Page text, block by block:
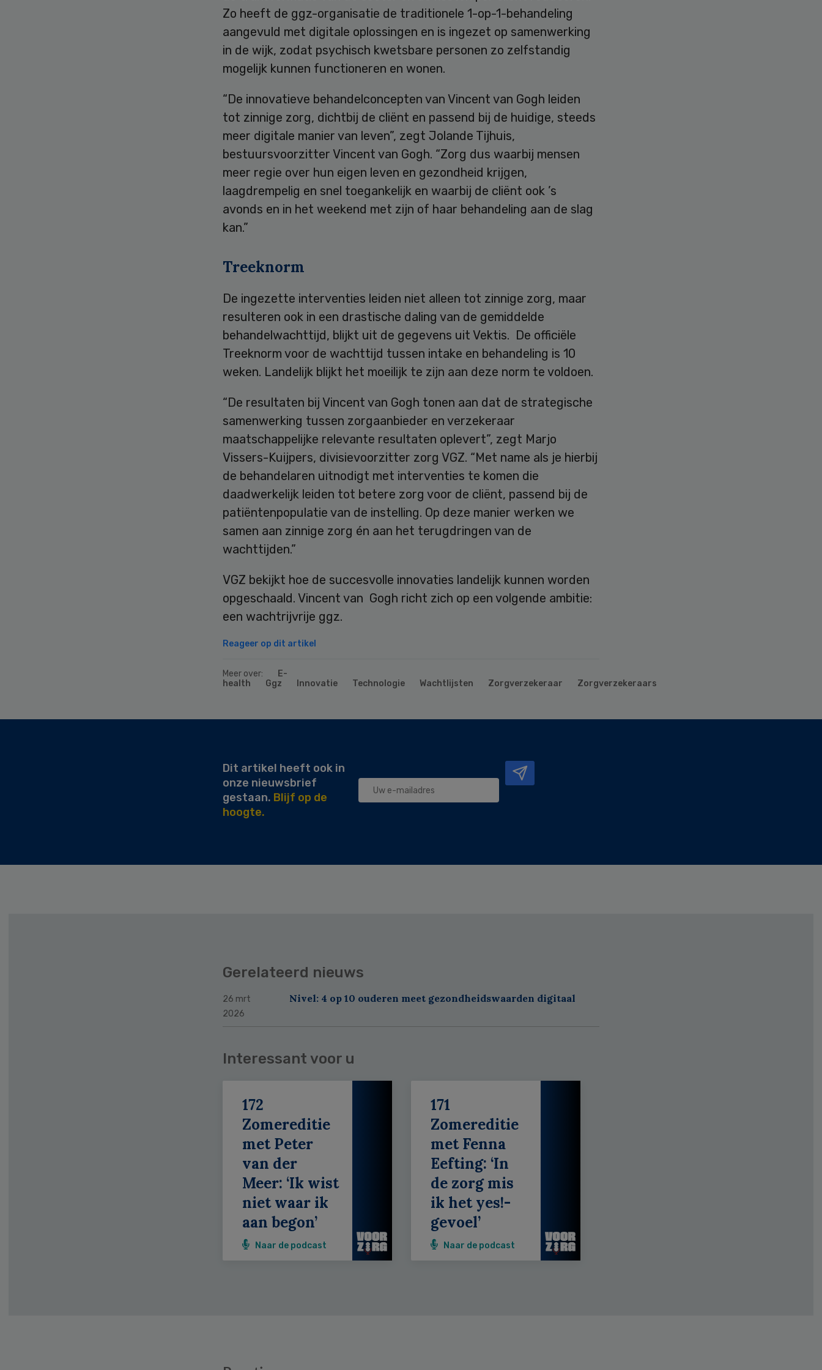
Zo heeft de ggz-organisatie de traditionele 1-op-1-behandeling
aangevuld met digitale oplossingen en is ingezet op samenwerking
in de wijk, zodat psychisch kwetsbare personen zo zelfstandig
mogelijk kunnen functioneren en wonen.
“De innovatieve behandelconcepten van Vincent van Gogh leiden
tot zinnige zorg, dichtbij de cliënt en passend bij de huidige, steeds
meer digitale manier van leven”, zegt Jolande Tijhuis,
bestuursvoorzitter Vincent van Gogh. “Zorg dus waarbij mensen
meer regie over hun eigen leven en gezondheid krijgen,
laagdrempelig en snel toegankelijk en waarbij de cliënt ook ’s
avonds en in het weekend met zijn of haar behandeling aan de slag
kan.”
Treeknorm
De ingezette interventies leiden niet alleen tot zinnige zorg, maar
resulteren ook in een drastische daling van de gemiddelde
behandelwachttijd, blijkt uit de gegevens uit Vektis. De officiële
Treeknorm voor de wachttijd tussen intake en behandeling is 10
weken. Landelijk blijkt het moeilijk te zijn aan deze norm te voldoen.
“De resultaten bij Vincent van Gogh tonen aan dat de strategische
samenwerking tussen zorgaanbieder en verzekeraar
maatschappelijke relevante resultaten oplevert”, zegt Marjo
Vissers-Kuijpers, divisievoorzitter zorg VGZ. “Met name als je hierbij
de behandelaren uitnodigt met interventies te komen die
daadwerkelijk leiden tot betere zorg voor de cliënt, passend bij de
patiëntenpopulatie van de instelling. Op deze manier werken we
samen aan zinnige zorg én aan het terugdringen van de
wachttijden.”
VGZ bekijkt hoe de succesvolle innovaties landelijk kunnen worden
opgeschaald. Vincent van Gogh richt zich op een volgende ambitie:
een wachtrijvrije ggz.
Reageer op dit artikel
Meer over:
E-
health
Ggz Innovatie Technologie Wachtlijsten Zorgverzekeraar Zorgverzekeraars
Dit artikel heeft ook in
onze nieuwsbrief
gestaan. Blijf op de
hoogte.
Gerelateerd nieuws
26 mrt
2026
Nivel: 4 op 10 ouderen meet gezondheidswaarden digitaal
Interessant voor u
172
Zomereditie
met Peter
van der
Meer: ‘Ik wist
niet waar ik
aan begon’
Naar de podcast
171
Zomereditie
met Fenna
Eefting: ‘In
de zorg mis
ik het yes!-
gevoel’
Naar de podcast